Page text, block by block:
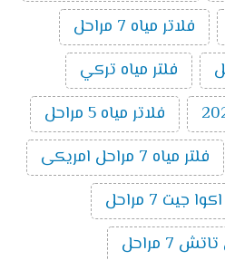
فلاتر مياه 7 مراحل
فلتر مياه تركي
فلاتر مياه 5 مراحل
فلتر مياه 7 مراحل امريكى
جيت 7 مراحل
7 مراحل